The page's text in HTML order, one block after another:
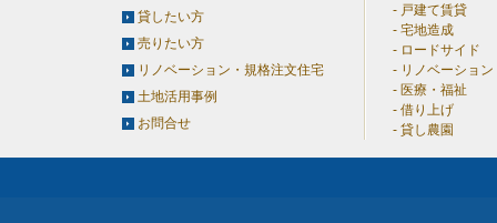
貸したい方
売りたい方
リノベーション・規格注文住宅
土地活用事例
お問合せ
戸建て賃貸
宅地造成
ロードサイド
リノベーション
医療・福祉
借り上げ
貸し農園